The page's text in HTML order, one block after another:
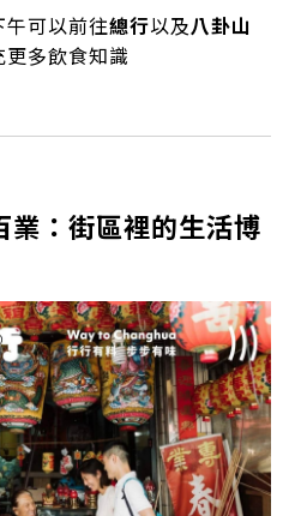
可以前往總行以及八卦山
更多飲食知識
：街區裡的生活博